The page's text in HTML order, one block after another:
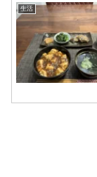
生活